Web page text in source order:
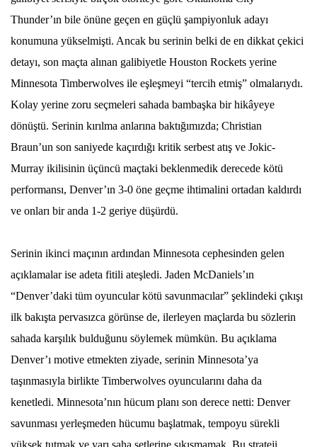
Thunder’ın bile önüne geçen en güçlü şampiyonluk adayı
konumuna yükselmişti. Ancak bu serinin belki de en dikkat çekici
detayı, son maçta alınan galibiyetle Houston Rockets yerine
Minnesota Timberwolves ile eşleşmeyi “tercih etmiş” olmalarıydı.
Kolay yerine zoru seçmeleri sahada bambaşka bir hikâyeye
dönüştü. Serinin kırılma anlarına baktığımızda; Christian
Braun’un son saniyede kaçırdığı kritik serbest atış ve Jokic-
Murray ikilisinin üçüncü maçtaki beklenmedik derecede kötü
performansı, Denver’ın 3-0 öne geçme ihtimalini ortadan kaldırdı
ve onları bir anda 1-2 geriye düşürdü.
Serinin ikinci maçının ardından Minnesota cephesinden gelen
açıklamalar ise adeta fitili ateşledi. Jaden McDaniels’ın
“Denver’daki tüm oyuncular kötü savunmacılar” şeklindeki çıkışı
ilk bakışta pervasızca görünse de, ilerleyen maçlarda bu sözlerin
sahada karşılık bulduğunu söylemek mümkün. Bu açıklama
Denver’ı motive etmekten ziyade, serinin Minnesota’ya
taşınmasıyla birlikte Timberwolves oyuncularını daha da
kenetledi. Minnesota’nın hücum planı son derece netti: Denver
savunması yerleşmeden hücumu başlatmak, tempoyu sürekli
yüksek tutmak ve yarı saha setlerine sıkışmamak. Bu strateji